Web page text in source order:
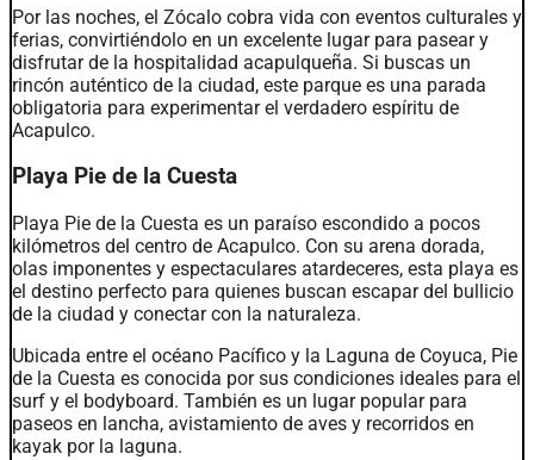
Por las noches, el Zócalo cobra vida con eventos culturales y
ferias, convirtiéndolo en un excelente lugar para pasear y
disfrutar de la hospitalidad acapulqueña. Si buscas un
rincón auténtico de la ciudad, este parque es una parada
obligatoria para experimentar el verdadero espíritu de
Acapulco.
Playa Pie de la Cuesta
Playa Pie de la Cuesta es un paraíso escondido a pocos
kilómetros del centro de Acapulco. Con su arena dorada,
olas imponentes y espectaculares atardeceres, esta playa es
el destino perfecto para quienes buscan escapar del bullicio
de la ciudad y conectar con la naturaleza.
Ubicada entre el océano Pacífico y la Laguna de Coyuca, Pie
de la Cuesta es conocida por sus condiciones ideales para el
surf y el bodyboard. También es un lugar popular para
paseos en lancha, avistamiento de aves y recorridos en
kayak por la laguna.